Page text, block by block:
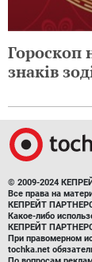
Гороскоп
знаків
© 2009-2024
Все права на
КЕПРЕЙТ
Какое-либо
КЕПРЕЙТ
При правомерном
tochka.net